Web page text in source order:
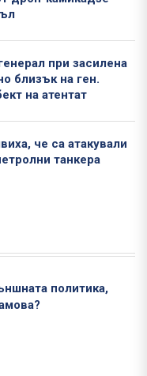
при засилена
близък на ген.
на атентат
че са атакували
танкера
политика,